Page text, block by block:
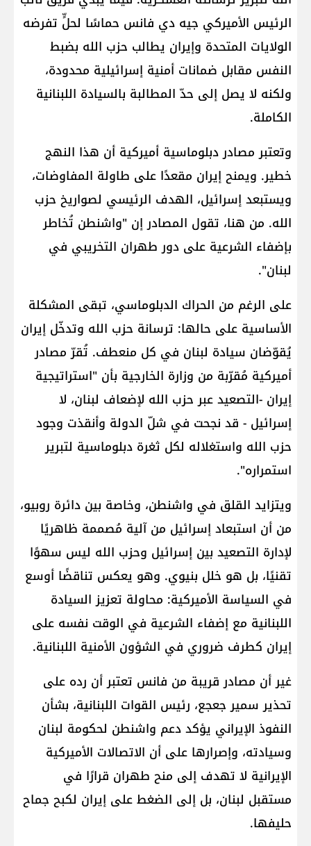
الرئيس الأميركي جيه دي فانس حماسًا لحلٍّ تفرضه
الولايات المتحدة وإيران يطالب حزب الله بضبط
النفس مقابل ضمانات أمنية إسرائيلية محدودة،
ولكنه لا يصل إلى حدّ المطالبة بالسيادة اللبنانية
الكاملة.
وتعتبر مصادر دبلوماسية أميركية أن هذا النهج
خطير. ويمنح إيران مقعدًا على طاولة المفاوضات،
ويستبعد إسرائيل، الهدف الرئيسي لصواريخ حزب
الله. من هنا، تقول المصادر إن "واشنطن تُخاطر
بإضفاء الشرعية على دور طهران التخريبي في
لبنان".
على الرغم من الحراك الدبلوماسي، تبقى المشكلة
الأساسية على حالها: ترسانة حزب الله وتدخّل إيران
يُقوّضان سيادة لبنان في كل منعطف. تُقرّ مصادر
أميركية مُقرّبة من وزارة الخارجية بأن "استراتيجية
إيران -التصعيد عبر حزب الله لإضعاف لبنان، لا
إسرائيل - قد نجحت في شلّ الدولة وأنقذت وجود
حزب الله واستغلاله لكل ثغرة دبلوماسية لتبرير
استمراره".
ويتزايد القلق في واشنطن، وخاصة بين دائرة روبيو،
من أن استبعاد إسرائيل من آلية مُصممة ظاهريًا
لإدارة التصعيد بين إسرائيل وحزب الله ليس سهوًا
تقنيًا، بل هو خلل بنيوي. وهو يعكس تناقضًا أوسع
في السياسة الأميركية: محاولة تعزيز السيادة
اللبنانية مع إضفاء الشرعية في الوقت نفسه على
إيران كطرف ضروري في الشؤون الأمنية اللبنانية.
غير أن مصادر قريبة من فانس تعتبر أن رده على
تحذير سمير جعجع، رئيس القوات اللبنانية، بشأن
النفوذ الإيراني يؤكد دعم واشنطن لحكومة لبنان
وسيادته، وإصرارها على أن الاتصالات الأميركية
الإيرانية لا تهدف إلى منح طهران قرارًا في
مستقبل لبنان، بل إلى الضغط على إيران لكبح جماح
حليفها.